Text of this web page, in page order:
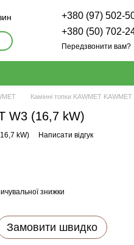
+380 (97) 502-
+380 (50) 702-
Передзвонити вам?
Камінні топки KAWMET KAWMET
W3 (16,7 kW)
kW) Написати відгук
знижки
Замовити швидко